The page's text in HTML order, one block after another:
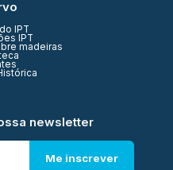
IPT
IPT
madeiras
newsletter
Me inscrever